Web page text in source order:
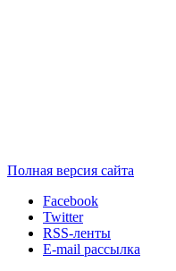
Полная версия сайта
Facebook
Twitter
RSS-ленты
E-mail рассылка